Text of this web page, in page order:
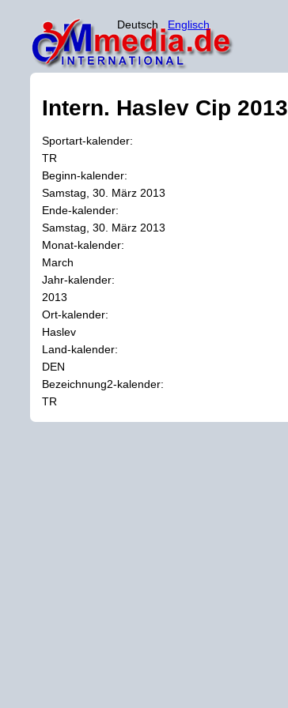
Deutsch Englisch
Intern. Haslev Cip 2013
Sportart-kalender:
TR
Beginn-kalender:
Samstag, 30. März 2013
Ende-kalender:
Samstag, 30. März 2013
Monat-kalender:
March
Jahr-kalender:
2013
Ort-kalender:
Haslev
Land-kalender:
DEN
Bezeichnung2-kalender:
TR